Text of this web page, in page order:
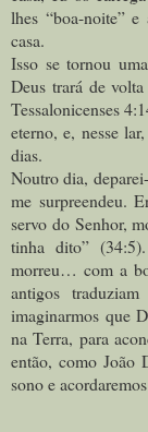
lhes “boa-noite”
casa.
Isso se tornou
Deus trará de
Tessalonicenses
eterno, e, nesse
dias.
Noutro dia,
me surpreendeu.
servo do Senhor,
tinha dito”
morreu… com a
antigos
imaginarmos que
na Terra, para
então, como João
sono e